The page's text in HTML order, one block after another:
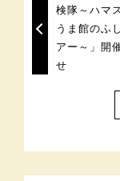
検隊～ハマ
うま館のふ
アー～」開
せ